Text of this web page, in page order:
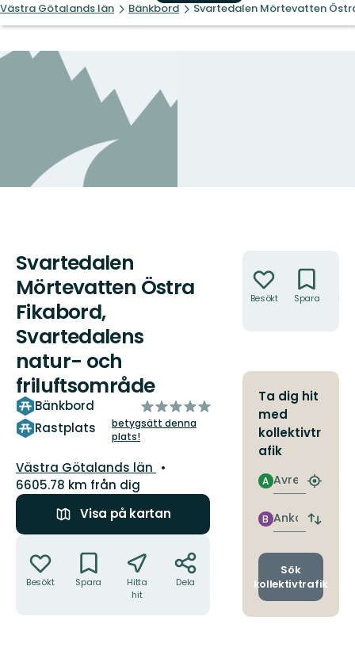
Västra Götalands län Bänkbord Svartedalen Mörtevatten
Svartedalen
Mörtevatten Östra
Fikabord,
Svartedalens
natur- och
friluftsområde
Bänkbord
Rastplats
av
5
stjärnor
betygsätt denna
plats!
Län:
Västra Götalands län
6605.78 km från dig
Visa på kartan
Besökt Spara
Hitta
hit
Dela
Besökt Spara
Ta dig hit
med
kollektivtr
afik
Avresa
A
Hitta
Ankomst
B
Byt
och
Sök
kollektivtrafik